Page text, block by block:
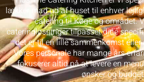
lækker mad ud af huset til enhver
catering til Køge og området.
cateringløsninger tilpasset dine
det er til en lille sammenkomst eller
Vores personale har mange års
fokuserer altid på at levere en
ønsker og